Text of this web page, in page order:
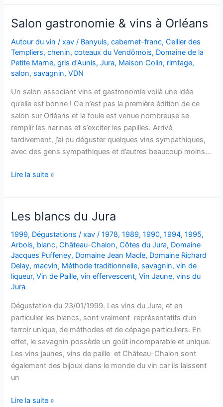
Jura
Savagnin
–
Dom.
de
la
Petite
Marne
–
2004
Salon gastronomie & vins à Orléans
Autour du vin /xav/ Banyuls,cabernet-franc,Cellier des
Templiers,chenin,coteaux du Vendômois, Domaine de la
Petite Marne,gris d'Aunis,Jura, Maison Colin, rimtage,
salon, savagnin,VDN
Un salon associant vins et gastronomie voilà une idée
qu’elle est bonne ! Ce n’est pas la première édition de ce
salon sur Orléans et la foule est venue nombreuse se
remplir les narines et s’exciter les papilles. Arrivé
tardivement, j’ai pu déguster quelques vins sympathiques,
avec des gens sympathiques et d’autres beaucoup moins…
Salon
&
vins
à
Orléans
Lire la suite »
Les blancs du Jura
1999, Dégustations /xav/1978,1989,1990,1994,1995,
Arbois, blanc,Château-Chalon,Côtes du Jura, Domaine
Jacques Puffeney, Domaine Jean Macle, Domaine Richard
Delay, macvin, Méthode traditionnelle, savagnin,vin de
liqueur,Vin de Paille,vin effervescent,Vin Jaune,vins du
Jura
Dégustation du 23/01/1999. Les vins du Jura, et en
particulier les blancs, sont vraiment représentatifs d’un
terroir unique, de méthodes et de cépage particuliers. En
effet, le savagnin possède un goût incomparable et unique.
Les vins jaunes, vins de paille et Château-Chalon sont
également des bijoux dans le monde du vin car ils laissent
un
Les
Lire la suite »